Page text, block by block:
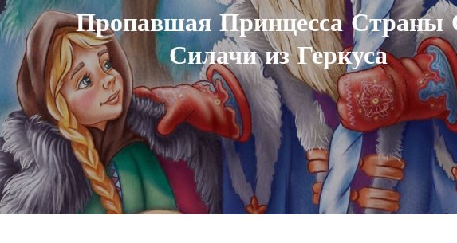
Пропавшая Принцесса Страны
Силачи из Геркуса